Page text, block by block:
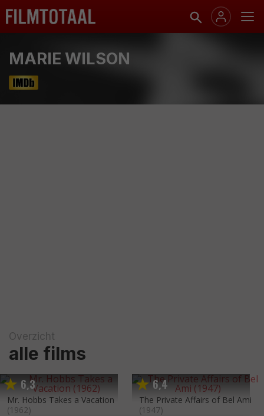
MARIE WILSON
Overzicht
alle films
6,3
Mr. Hobbs Takes a Vacation
(1962)
6,4
The Private Affairs of Bel Ami
(1947)